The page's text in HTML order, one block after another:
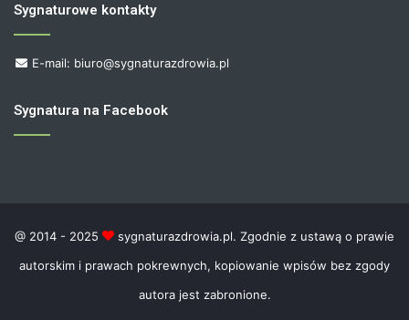
Sygnaturowe kontakty
E-mail: biuro@sygnaturazdrowia.pl
Sygnatura na Facebook
@ 2014 - 2025
sygnaturazdrowia.pl. Zgodnie z ustawą o prawie
autorskim i prawach pokrewnych, kopiowanie wpisów bez zgody
autora jest zabronione.